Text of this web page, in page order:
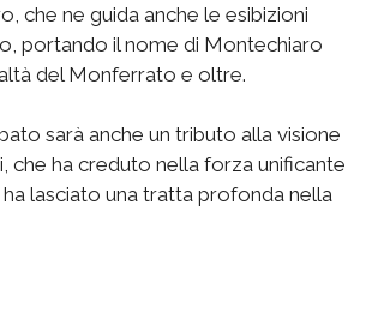
che ne guida anche le esibizioni
portando il nome di Montechiaro
del Monferrato e oltre.
sarà anche un tributo alla visione
che ha creduto nella forza unificante
lasciato una tratta profonda nella